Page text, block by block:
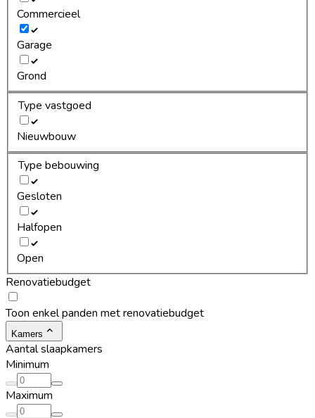
Commercieel
Garage
Grond
Type vastgoed
Nieuwbouw
Type bebouwing
Gesloten
Halfopen
Open
Renovatiebudget
Toon enkel panden met renovatiebudget
Kamers
Aantal slaapkamers
Minimum
Maximum